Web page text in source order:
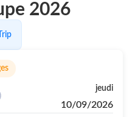
2026
jeudi
10/09/2026